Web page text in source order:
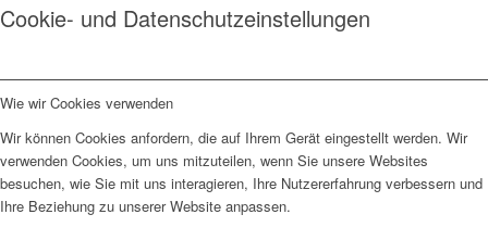
Cookie- und Datenschutzeinstellungen
Wie wir Cookies verwenden
Wir können Cookies anfordern, die auf Ihrem Gerät eingestellt werden. Wir
verwenden Cookies, um uns mitzuteilen, wenn Sie unsere Websites
besuchen, wie Sie mit uns interagieren, Ihre Nutzererfahrung verbessern und
Ihre Beziehung zu unserer Website anpassen.